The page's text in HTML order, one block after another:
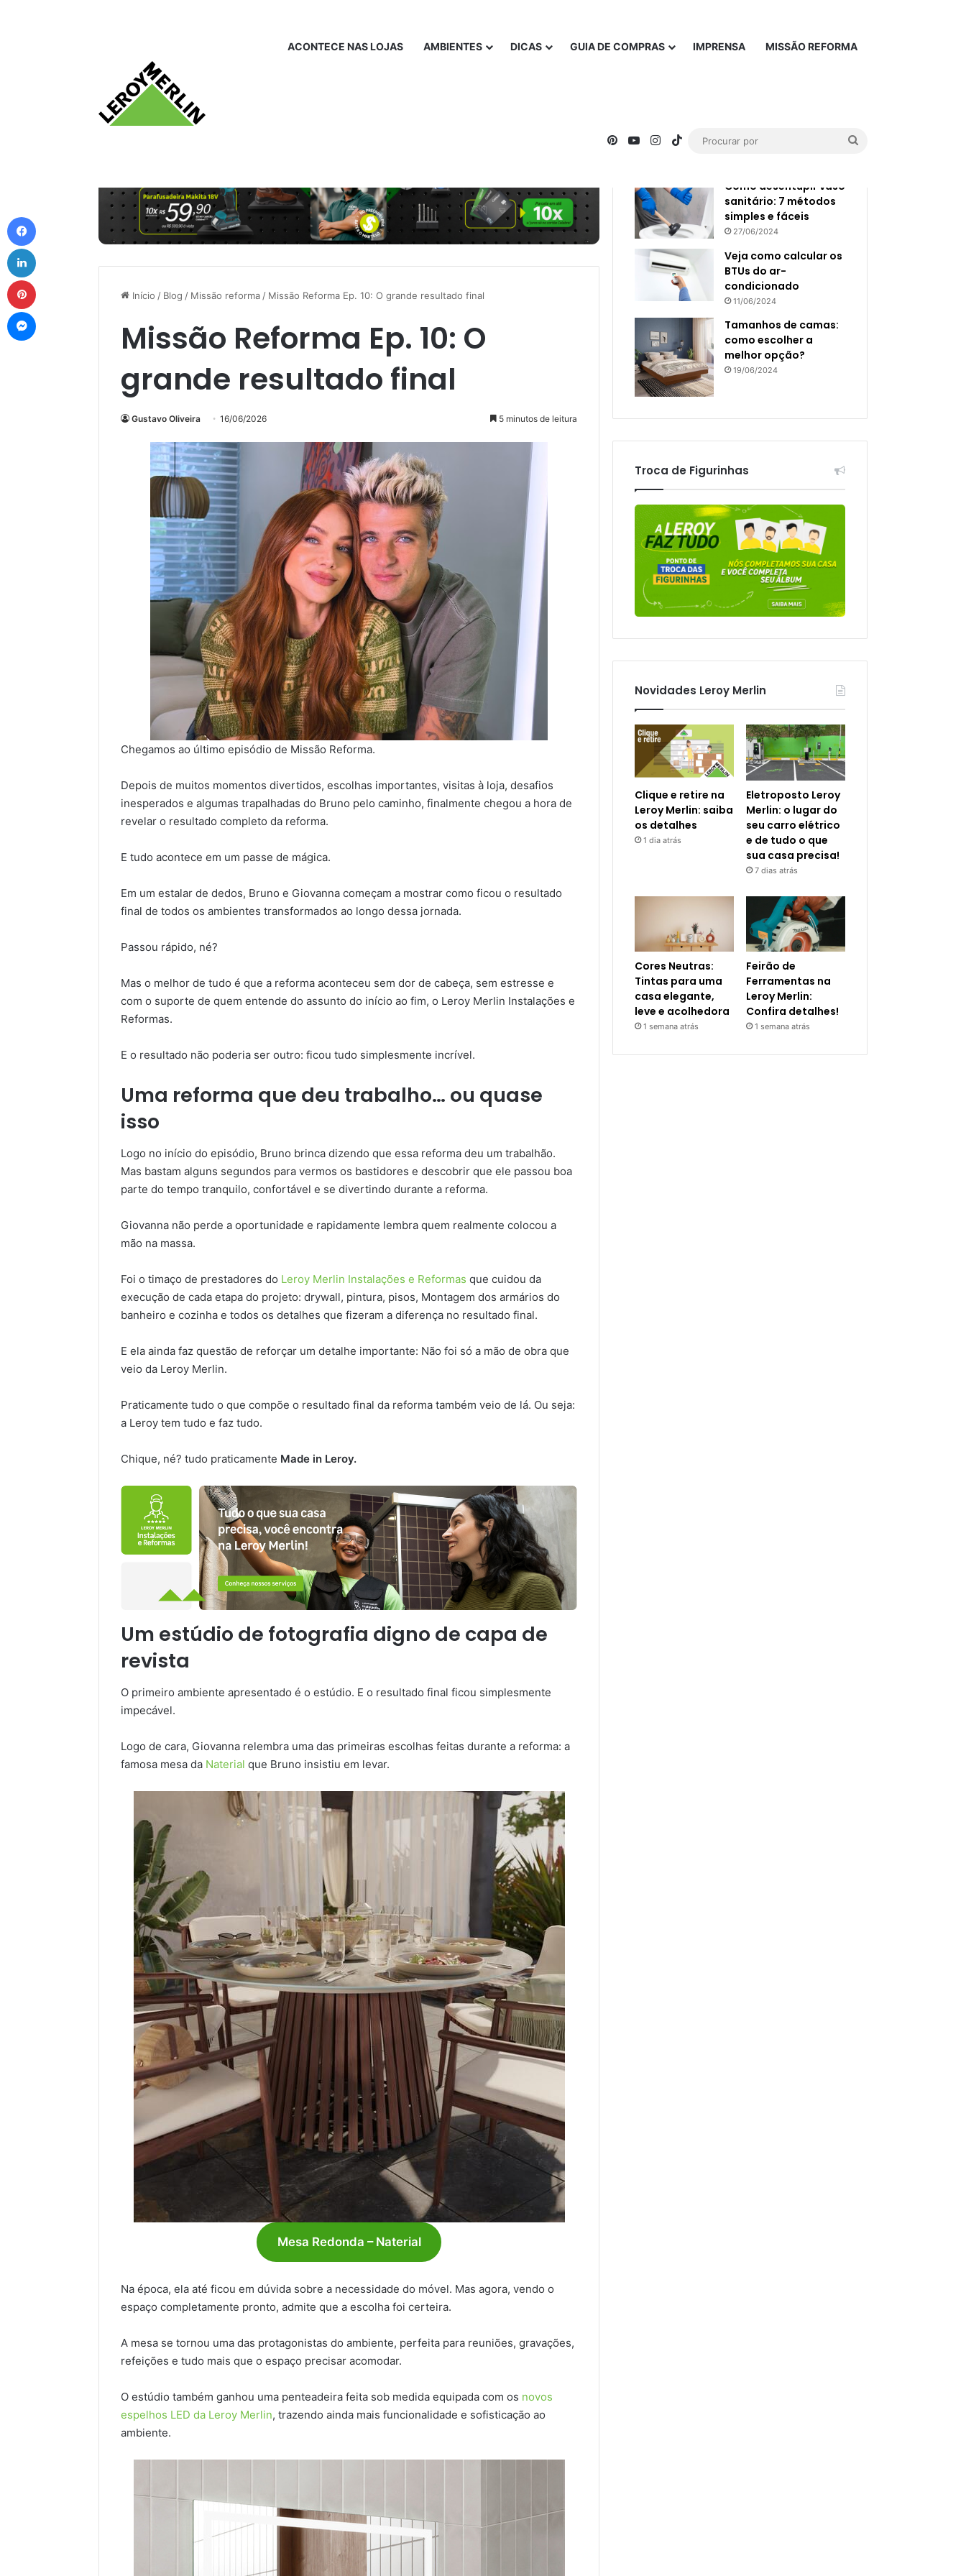
ACONTECE NAS LOJAS AMBIENTES DICAS GUIA DE COMPRAS IMPRENSA MISSÃO REFORMA
PinterestYouTubeInstagram
TikTok
Início / Blog / Missão reforma / Missão Reforma Ep. 10: O grande resultado final
Missão Reforma Ep. 10: O
grande resultado final
Gustavo Oliveira 16/06/2026 5 minutos de leitura
Chegamos ao último episódio de Missão Reforma.
Depois de muitos momentos divertidos, escolhas importantes, visitas à loja, desafios
inesperados e algumas trapalhadas do Bruno pelo caminho, finalmente chegou a hora de
revelar o resultado completo da reforma.
E tudo acontece em um passe de mágica.
Em um estalar de dedos, Bruno e Giovanna começam a mostrar como ficou o resultado
final de todos os ambientes transformados ao longo dessa jornada.
Passou rápido, né?
Mas o melhor de tudo é que a reforma aconteceu sem dor de cabeça, sem estresse e
com o suporte de quem entende do assunto do início ao fim, o Leroy Merlin Instalações e
Reformas.
E o resultado não poderia ser outro: ficou tudo simplesmente incrível.
Uma reforma que deu trabalho… ou quase
isso
Logo no início do episódio, Bruno brinca dizendo que essa reforma deu um trabalhão.
Mas bastam alguns segundos para vermos os bastidores e descobrir que ele passou boa
parte do tempo tranquilo, confortável e se divertindo durante a reforma.
Giovanna não perde a oportunidade e rapidamente lembra quem realmente colocou a
mão na massa.
Foi o timaço de prestadores do Leroy Merlin Instalações e Reformas que cuidou da
execução de cada etapa do projeto: drywall, pintura, pisos, Montagem dos armários do
banheiro e cozinha e todos os detalhes que fizeram a diferença no resultado final.
E ela ainda faz questão de reforçar um detalhe importante: Não foi só a mão de obra que
veio da Leroy Merlin.
Praticamente tudo o que compõe o resultado final da reforma também veio de lá. Ou seja:
a Leroy tem tudo e faz tudo.
Chique, né? tudo praticamente Made in Leroy.
Um estúdio de fotografia digno de capa de
revista
O primeiro ambiente apresentado é o estúdio. E o resultado final ficou simplesmente
impecável.
Logo de cara, Giovanna relembra uma das primeiras escolhas feitas durante a reforma: a
famosa mesa da Naterial que Bruno insistiu em levar.
Mesa Redonda – Naterial
Na época, ela até ficou em dúvida sobre a necessidade do móvel. Mas agora, vendo o
espaço completamente pronto, admite que a escolha foi certeira.
A mesa se tornou uma das protagonistas do ambiente, perfeita para reuniões, gravações,
refeições e tudo mais que o espaço precisar acomodar.
O estúdio também ganhou uma penteadeira feita sob medida equipada com os novos
espelhos LED da Leroy Merlin, trazendo ainda mais funcionalidade e sofisticação ao
ambiente.
Popular
Como desentupir vaso
sanitário: 7 métodos
simples e fáceis
27/06/2024
Veja como calcular os
BTUs do ar-
condicionado
11/06/2024
Tamanhos de camas:
como escolher a
melhor opção?
19/06/2024
Troca de Figurinhas
Novidades Leroy Merlin
Clique e retire na
Leroy Merlin: saiba
os detalhes
1 dia atrás
Eletroposto Leroy
Merlin: o lugar do
seu carro elétrico
e de tudo o que
sua casa precisa!
7 dias atrás
Cores Neutras:
Tintas para uma
casa elegante,
leve e acolhedora
1 semana atrás
Feirão de
Ferramentas na
Leroy Merlin:
Confira detalhes!
1 semana atrás